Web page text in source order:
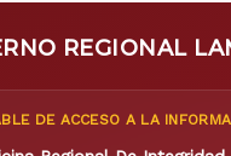
REGIONAL
DE ACCESO A LA